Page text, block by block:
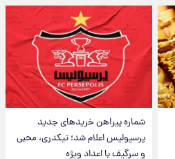
شماره پیراهن خریدهای جدید
پرسپولیس اعلام شد؛ تیکدری، محبی
و سرگیف با اعداد ویژه